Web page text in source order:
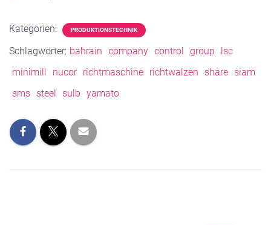
Kategorien: PRODUKTIONSTECHNIK
Schlagwörter: bahrain company control group
lsc
minimill
nucor richtmaschine richtwalzen share siam
sms steel sulb yamato